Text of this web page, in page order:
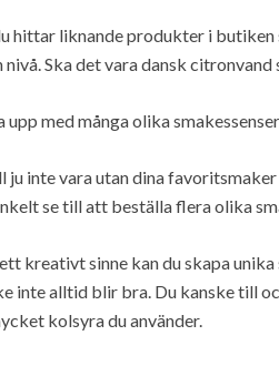
hittar liknande produkter i butiken
nivå. Ska det vara dansk
upp med många olika
ju inte vara utan dina
se till att beställa flera olika
kreativt sinne kan du skapa
inte alltid blir bra. Du kanske till
kolsyra du använder.